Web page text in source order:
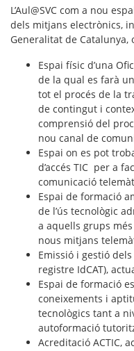
L’Aul@SVC com a nou
dels mitjans electrònics,
Generalitat de Catalunya,
Espai físic d’una
de la qual es farà
tot el procés de la
de contingut i
comprensió del
nou canal de
Espai on es pot
d’accés TIC per a
comunicació
Espai de formació
de l’ús tecnològic
a aquells grups
nous mitjans
Emissió i gestió dels
registre IdCAT),
Espai de formació
coneixements i
tecnològics tant a
autoformació
Acreditació ACTIC,